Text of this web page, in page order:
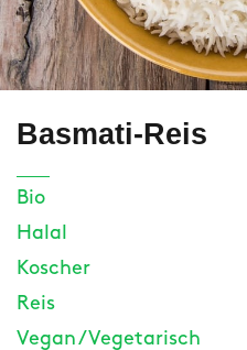
Basmati-Reis
Bio
Halal
Koscher
Reis
Vegan / Vegetarisch